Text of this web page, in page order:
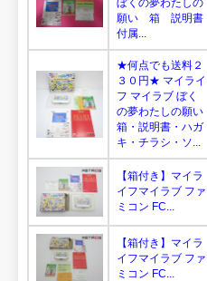
ぼくの夢わたしの
願い 箱 説明書
付属...
★何点でも送料２
３０円★ マイライ
フ マイラブ ぼく
の夢わたしの願い
箱・説明書・ハガ
キ・チラシ・ソ...
【箱付き】マイラ
イフマイラブ ファ
ミコン FC...
【箱付き】マイラ
イフマイラブ ファ
ミコン FC...